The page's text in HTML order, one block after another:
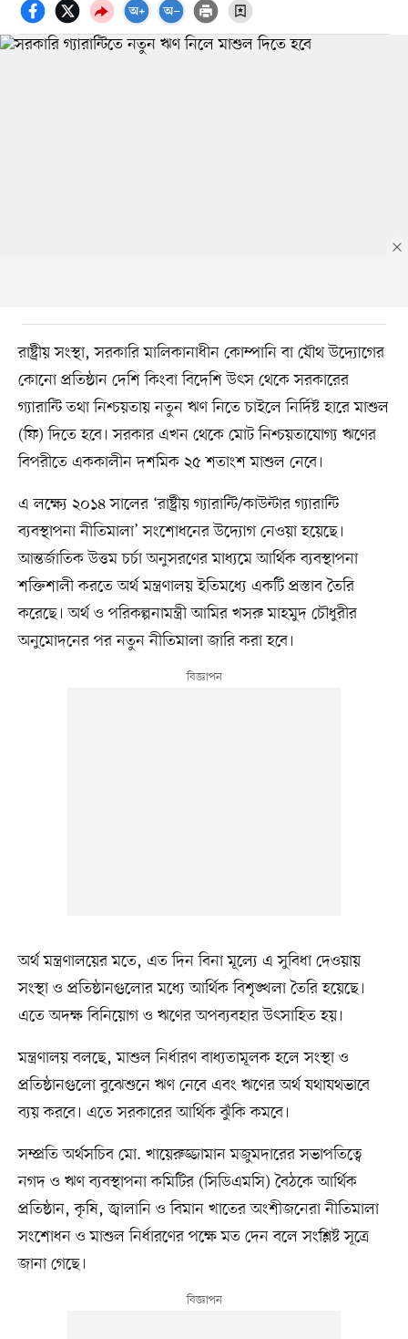
রাষ্ট্রীয় সংস্থা, সরকারি মালিকানাধীন কোম্পানি বা যৌথ উদ্যোগের
কোনো প্রতিষ্ঠান দেশি কিংবা বিদেশি উৎস থেকে সরকারের
গ্যারান্টি তথা নিশ্চয়তায় নতুন ঋণ নিতে চাইলে নির্দিষ্ট হারে মাশুল
(ফি) দিতে হবে। সরকার এখন থেকে মোট নিশ্চয়তাযোগ্য ঋণের
বিপরীতে এককালীন দশমিক ২৫ শতাংশ মাশুল নেবে।
এ লক্ষ্যে ২০১৪ সালের ‘রাষ্ট্রীয় গ্যারান্টি/কাউন্টার গ্যারান্টি
ব্যবস্থাপনা নীতিমালা’ সংশোধনের উদ্যোগ নেওয়া হয়েছে।
আন্তর্জাতিক উত্তম চর্চা অনুসরণের মাধ্যমে আর্থিক ব্যবস্থাপনা
শক্তিশালী করতে অর্থ মন্ত্রণালয় ইতিমধ্যে একটি প্রস্তাব তৈরি
করেছে। অর্থ ও পরিকল্পনামন্ত্রী আমির খসরু মাহমুদ চৌধুরীর
অনুমোদনের পর নতুন নীতিমালা জারি করা হবে।
অর্থ মন্ত্রণালয়ের মতে, এত দিন বিনা মূল্যে এ সুবিধা দেওয়ায়
সংস্থা ও প্রতিষ্ঠানগুলোর মধ্যে আর্থিক বিশৃঙ্খলা তৈরি হয়েছে।
এতে অদক্ষ বিনিয়োগ ও ঋণের অপব্যবহার উৎসাহিত হয়।
মন্ত্রণালয় বলছে, মাশুল নির্ধারণ বাধ্যতামূলক হলে সংস্থা ও
প্রতিষ্ঠানগুলো বুঝেশুনে ঋণ নেবে এবং ঋণের অর্থ যথাযথভাবে
ব্যয় করবে। এতে সরকারের আর্থিক ঝুঁকি কমবে।
সম্প্রতি অর্থসচিব মো. খায়েরুজ্জামান মজুমদারের সভাপতিত্বে
নগদ ও ঋণ ব্যবস্থাপনা কমিটির (সিডিএমসি) বৈঠকে আর্থিক
প্রতিষ্ঠান, কৃষি, জ্বালানি ও বিমান খাতের অংশীজনেরা নীতিমালা
সংশোধন ও মাশুল নির্ধারণের পক্ষে মত দেন বলে সংশ্লিষ্ট সূত্রে
জানা গেছে।